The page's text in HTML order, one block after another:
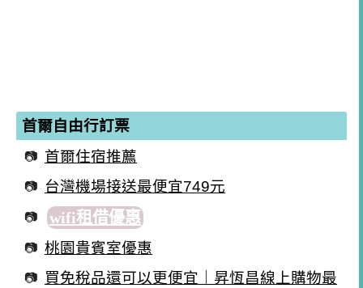
首爾自由行訂票
首爾住宿推薦
台灣機場接送最便宜749元
wifi租借優惠
桃園貴賓室優惠
買免稅品還可以更便宜｜昇恆昌線上購物最